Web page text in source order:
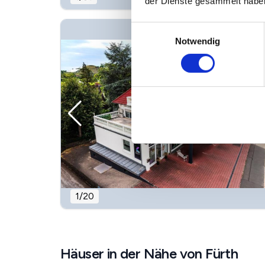
Notwendig
1/20
Häuser in der Nähe von Fürth